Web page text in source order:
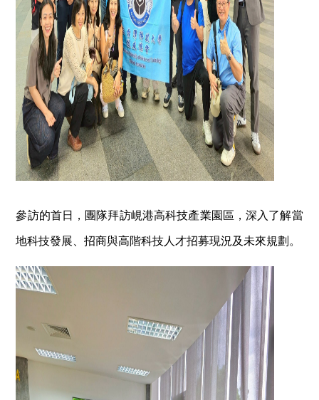
參訪的首日，團隊拜訪峴港高科技產業園區，深入了解當
地科技發展、招商與高階科技人才招募現況及未來規劃。